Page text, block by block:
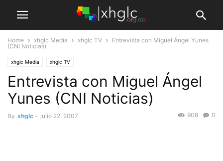
Home xhglc Media xhglc TV
Entrevista con Miguel Ángel Yunes
(CNI Noticias)
xhglc Media xhglc TV
Entrevista con Miguel Ángel
Yunes (CNI Noticias)
By xhglc - julio 22, 2007 0
908